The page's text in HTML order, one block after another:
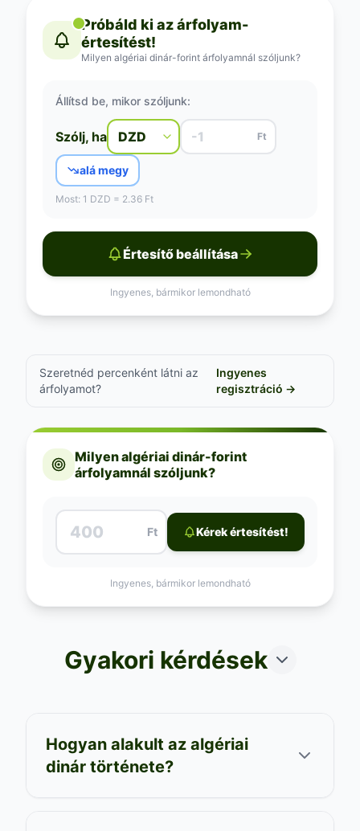
Próbáld ki az árfolyam-
értesítést!
Milyen algériai dinár-forint árfolyamnál szóljunk?
Állítsd be, mikor szóljunk:
Szólj, ha Ft
alá megy
Most: 1 DZD = 2.36 Ft
Értesítő beállítása
Ingyenes, bármikor lemondható
Szeretnéd percenként látni az
árfolyamot?
Ingyenes
regisztráció →
Milyen algériai dinár-forint
árfolyamnál szóljunk?
Ft Kérek értesítést!
Ingyenes, bármikor lemondható
Gyakori kérdések
Hogyan alakult az algériai
dinár története?